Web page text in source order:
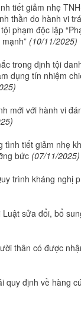
tiết giảm nhẹ
thần do hành vi
phạm độc lập
(10/11/2025)
trong định tội
dụng tín nhiệm
mới với hành vi
tình tiết giảm nhẹ
bức (07/11/2025)
trình kháng nghị
sửa đổi, bổ
thân có được
quy định về hàng